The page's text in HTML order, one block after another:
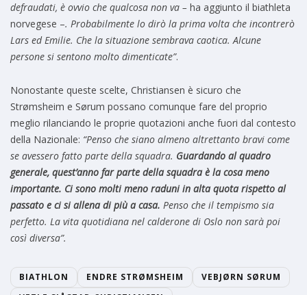
defraudati, è ovvio che qualcosa non va – ha aggiunto il biathleta
norvegese –. Probabilmente lo dirò la prima volta che incontrerò
Lars ed Emilie. Che la situazione sembrava caotica. Alcune
persone si sentono molto dimenticate”.
Nonostante queste scelte, Christiansen è sicuro che
Strømsheim e Sørum possano comunque fare del proprio
meglio rilanciando le proprie quotazioni anche fuori dal contesto
della Nazionale: “Penso che siano almeno altrettanto bravi come
se avessero fatto parte della squadra. Guardando al quadro
generale, quest’anno far parte della squadra è la cosa meno
importante. Ci sono molti meno raduni in alta quota rispetto al
passato e ci si allena di più a casa. Penso che il tempismo sia
perfetto. La vita quotidiana nel calderone di Oslo non sarà poi
così diversa”.
BIATHLON ENDRE STRØMSHEIM
VEBJØRN SØRUM